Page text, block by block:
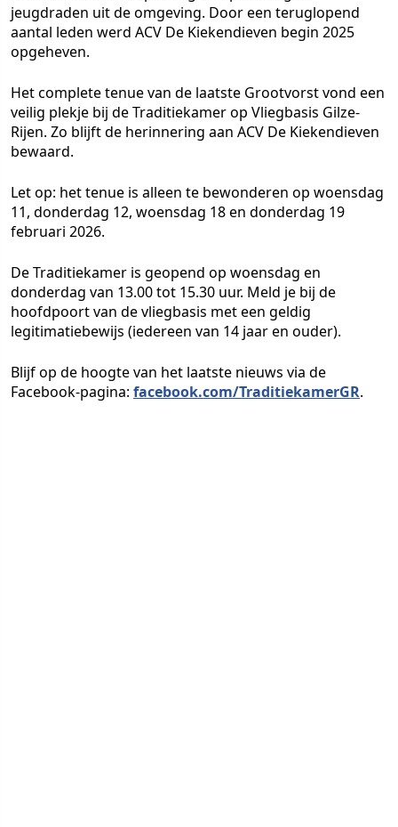
jeugdraden uit de omgeving. Door een teruglopend
aantal leden werd ACV De Kiekendieven begin 2025
opgeheven.
Het complete tenue van de laatste Grootvorst vond een
veilig plekje bij de Traditiekamer op Vliegbasis Gilze-
Rijen. Zo blijft de herinnering aan ACV De Kiekendieven
bewaard.
Let op: het tenue is alleen te bewonderen op woensdag
11, donderdag 12, woensdag 18 en donderdag 19
februari 2026.
De Traditiekamer is geopend op woensdag en
donderdag van 13.00 tot 15.30 uur. Meld je bij de
hoofdpoort van de vliegbasis met een geldig
legitimatiebewijs (iedereen van 14 jaar en ouder).
Blijf op de hoogte van het laatste nieuws via de
Facebook-pagina: facebook.com/TraditiekamerGR.